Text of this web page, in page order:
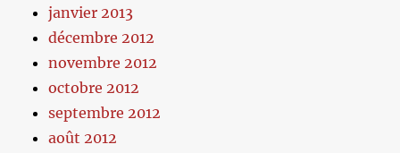
janvier 2013
décembre 2012
novembre 2012
octobre 2012
septembre 2012
août 2012